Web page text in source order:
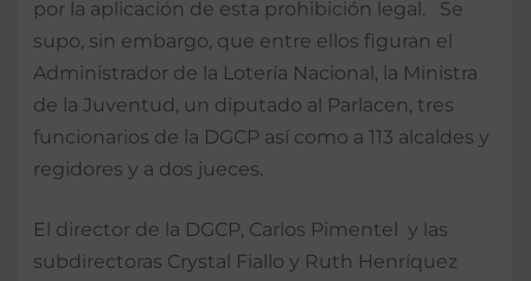
por la aplicación de esta prohibición legal. Se
supo, sin embargo, que entre ellos figuran el
Administrador de la Lotería Nacional, la Ministra
de la Juventud, un diputado al Parlacen, tres
funcionarios de la DGCP así como a 113 alcaldes y
regidores y a dos jueces.
El director de la DGCP, Carlos Pimentel y las
subdirectoras Crystal Fiallo y Ruth Henríquez